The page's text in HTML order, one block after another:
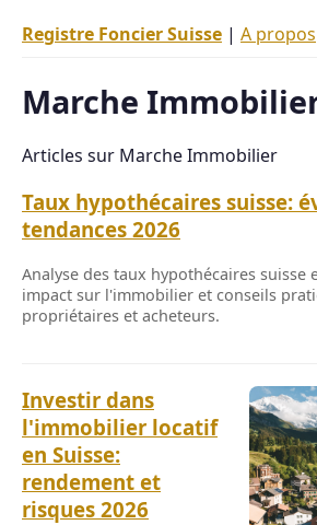
Registre Foncier Suisse | A propos
Marche
Articles sur Marche Immobilier
Taux hypothécaires suisse:
tendances 2026
Analyse des taux hypothécaires suisse
impact sur l'immobilier et conseils
propriétaires et acheteurs.
Investir dans
l'immobilier locatif
en Suisse:
rendement et
risques 2026